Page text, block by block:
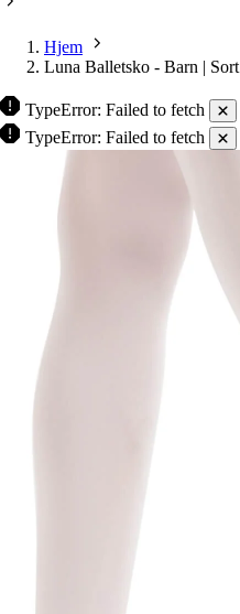
Hjem
Luna Balletsko - Barn | Sort
TypeError: Failed to fetch
TypeError: Failed to fetch